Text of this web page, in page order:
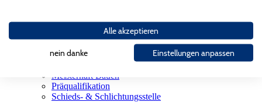
Firmensuche
Meisterhaft Bauen
Präqualifikation
Schieds- & Schlichtungsstelle
Alle akzeptieren
nein danke Einstellungen anpassen